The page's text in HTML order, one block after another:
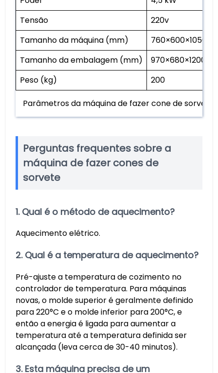
Tensão
220v
Tamanho da máquina (mm)
760×600×1050
Tamanho da embalagem (mm)
970×680×1200
Peso (kg)
200
Parâmetros da máquina de fazer cone de sorvete
Perguntas frequentes sobre a
máquina de fazer cones de
sorvete
1. Qual é o método de aquecimento?
Aquecimento elétrico.
2. Qual é a temperatura de aquecimento?
Pré-ajuste a temperatura de cozimento no
controlador de temperatura. Para máquinas
novas, o molde superior é geralmente definido
para 220°C e o molde inferior para 200°C, e
então a energia é ligada para aumentar a
temperatura até a temperatura definida ser
alcançada (leva cerca de 30-40 minutos).
3. Esta máquina precisa de um